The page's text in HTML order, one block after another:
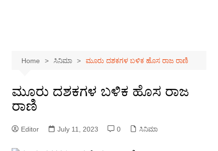
Home ಸಿನಿಮಾ ಮೂರು ದಶಕಗಳ ಬಳಿಕ ಹೊಸ ರಾಜ ರಾಣಿ
ಮೂರು ದಶಕಗಳ ಬಳಿಕ ಹೊಸ ರಾಜ
ರಾಣಿ
Editor July 11, 2023 0 ಸಿನಿಮಾ